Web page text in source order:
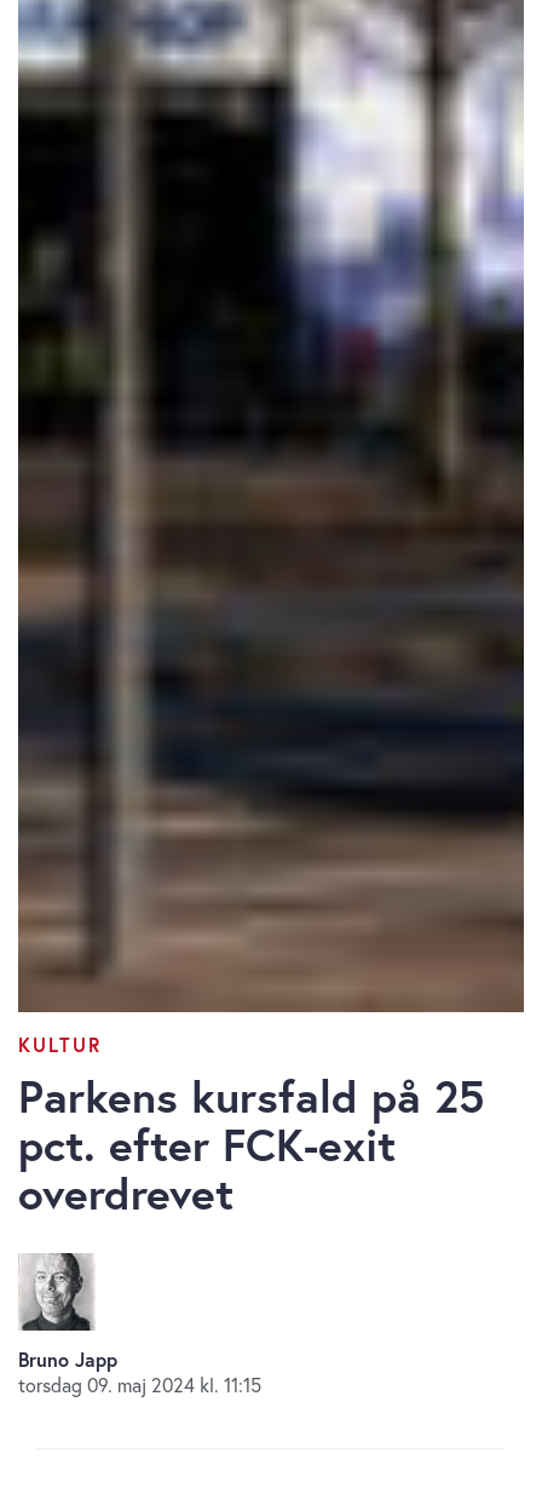
KULTUR
Parkens kursfald på 25
pct. efter FCK-exit
overdrevet
Bruno Japp
torsdag 09. maj 2024 kl. 11:15